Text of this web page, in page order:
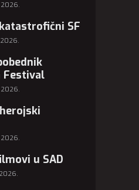
SF
Festival
u SAD